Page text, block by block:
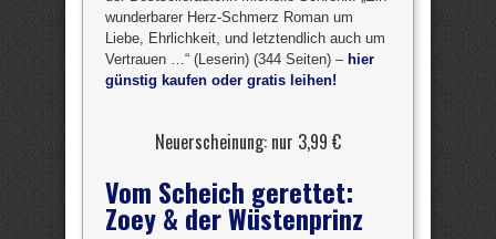
wunderbarer Herz-Schmerz Roman um
Liebe, Ehrlichkeit, und letztendlich auch um
Vertrauen …“ (Leserin) (344 Seiten) – hier
günstig kaufen oder gratis leihen!
Neuerscheinung: nur 3,99 €
Vom Scheich gerettet:
Zoey & der Wüstenprinz